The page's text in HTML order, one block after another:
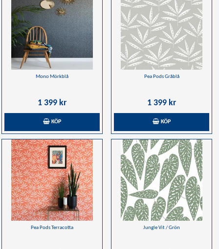
Mono Mörkblå
1 399 kr
KÖP
Pea Pods Gråblå
1 399 kr
KÖP
Pea Pods Terracotta Jungle Vit / Grön